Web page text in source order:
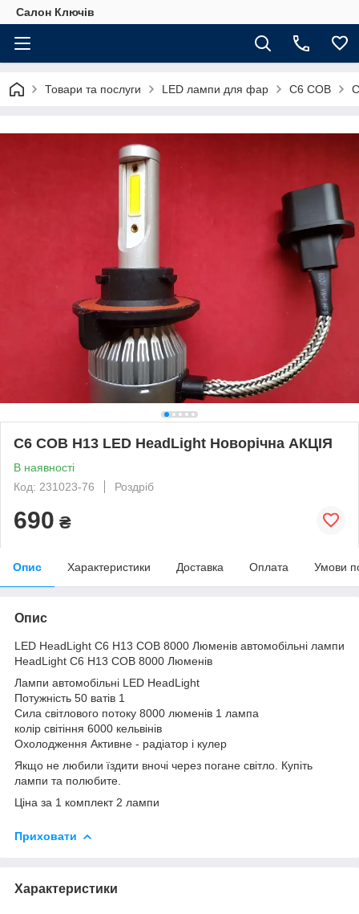
Салон Ключів
Товари та послуги LED лампи для фар С6 COB
C6 COB H13 LED HeadLight Новорічна АКЦІЯ
В наявності
Код: 231023-76
Роздріб
690 ₴
Опис Характеристики Доставка Оплата Умови
Опис
LED HeadLight C6 H13 COB 8000 Люменів автомобільні лампи
HeadLight C6 H13 COB 8000 Люменів
Лампи автомобільні LED HeadLight
Потужність 50 ватів 1
Сила світлового потоку 8000 люменів 1 лампа
колір світіння 6000 кельвінів
Охолодження Активне - радіатор і кулер
Якщо не любили їздити вночі через погане світло. Купіть
лампи та полюбите.
Ціна за 1 комплект 2 лампи
Приховати
Характеристики